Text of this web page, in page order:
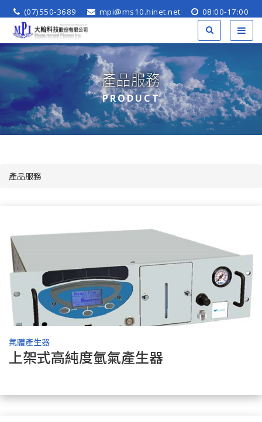
(07)550-3689 mpi@ms10.hinet.net 08:00-17:00
產品服務
PRODUCT
產品服務
氣體產生器
上架式高純度氫氣產生器